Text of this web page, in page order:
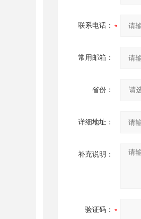
联系电话：
常用邮箱：
省份：
详细地址：
补充说明：
验证码：